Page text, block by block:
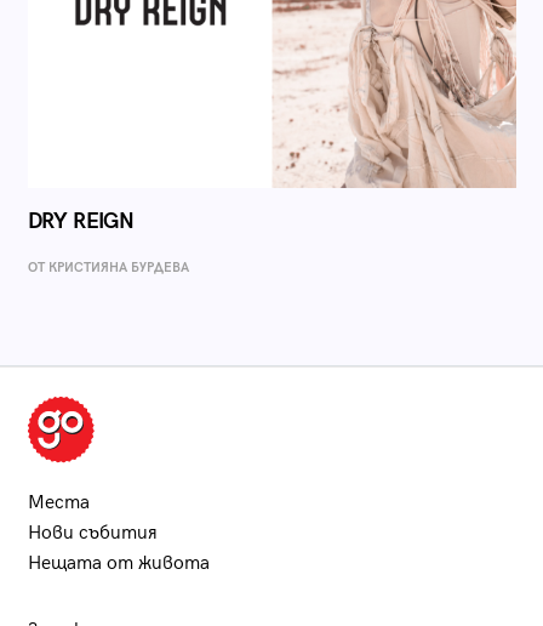
DRY REIGN
ОТ КРИСТИЯНА БУРДЕВА
Места
Нови събития
Нещата от живота